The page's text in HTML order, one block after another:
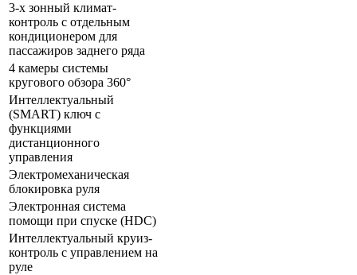
3-х зонный климат-
контроль с отдельным
кондиционером для
пассажиров заднего ряда
4 камеры системы
кругового обзора 360°
Интеллектуальный
(SMART) ключ с
функциями
дистанционного
управления
Электромеханическая
блокировка руля
Электронная система
помощи при спуске (HDC)
Интеллектуальный круиз-
контроль с управлением на
руле